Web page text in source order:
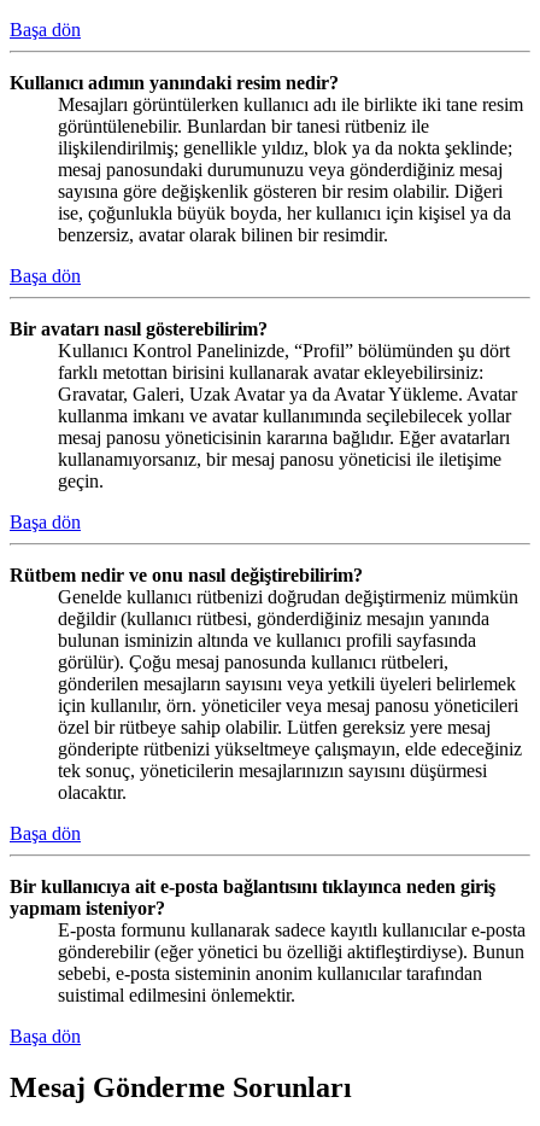
Başa dön
Kullanıcı adımın yanındaki resim nedir?
Mesajları görüntülerken kullanıcı adı ile birlikte iki tane resim
görüntülenebilir. Bunlardan bir tanesi rütbeniz ile
ilişkilendirilmiş; genellikle yıldız, blok ya da nokta şeklinde;
mesaj panosundaki durumunuzu veya gönderdiğiniz mesaj
sayısına göre değişkenlik gösteren bir resim olabilir. Diğeri
ise, çoğunlukla büyük boyda, her kullanıcı için kişisel ya da
benzersiz, avatar olarak bilinen bir resimdir.
Başa dön
Bir avatarı nasıl gösterebilirim?
Kullanıcı Kontrol Panelinizde, “Profil” bölümünden şu dört
farklı metottan birisini kullanarak avatar ekleyebilirsiniz:
Gravatar, Galeri, Uzak Avatar ya da Avatar Yükleme. Avatar
kullanma imkanı ve avatar kullanımında seçilebilecek yollar
mesaj panosu yöneticisinin kararına bağlıdır. Eğer avatarları
kullanamıyorsanız, bir mesaj panosu yöneticisi ile iletişime
geçin.
Başa dön
Rütbem nedir ve onu nasıl değiştirebilirim?
Genelde kullanıcı rütbenizi doğrudan değiştirmeniz mümkün
değildir (kullanıcı rütbesi, gönderdiğiniz mesajın yanında
bulunan isminizin altında ve kullanıcı profili sayfasında
görülür). Çoğu mesaj panosunda kullanıcı rütbeleri,
gönderilen mesajların sayısını veya yetkili üyeleri belirlemek
için kullanılır, örn. yöneticiler veya mesaj panosu yöneticileri
özel bir rütbeye sahip olabilir. Lütfen gereksiz yere mesaj
gönderipte rütbenizi yükseltmeye çalışmayın, elde edeceğiniz
tek sonuç, yöneticilerin mesajlarınızın sayısını düşürmesi
olacaktır.
Başa dön
Bir kullanıcıya ait e-posta bağlantısını tıklayınca neden giriş
yapmam isteniyor?
E-posta formunu kullanarak sadece kayıtlı kullanıcılar e-posta
gönderebilir (eğer yönetici bu özelliği aktifleştirdiyse). Bunun
sebebi, e-posta sisteminin anonim kullanıcılar tarafından
suistimal edilmesini önlemektir.
Başa dön
Mesaj Gönderme Sorunları